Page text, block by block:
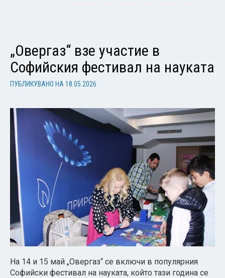
„Овергаз“ взе участие в
Софийския фестивал на науката
ПУБЛИКУВАНО НА 18.05.2026
На 14 и 15 май „Овергаз“ се включи в популярния
Софийски фестивал на науката, който тази година се